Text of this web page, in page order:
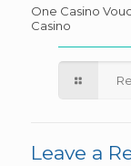
One Casino
Casino
Leave a